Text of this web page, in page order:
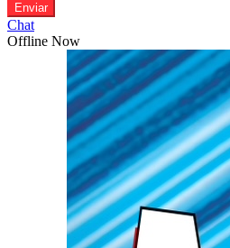
Enviar
Chat
Offline Now